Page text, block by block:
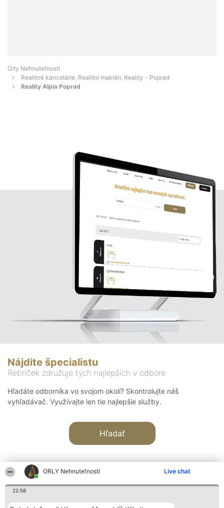
ORLY Nehnuteľností Live chat
22:58
Orly Nehnuteľností
Realitné kancelárie, Realitní makléri, Reality - Poprad
Reality Alpia Poprad
Nájdite špecialistu
Rebríček združuje tých najlepších v odbore
Hľadáte odborníka vo svojom okolí? Skontrolujte náš
vyhľadávač. Využívajte len tie najlepšie služby.
Hľadať